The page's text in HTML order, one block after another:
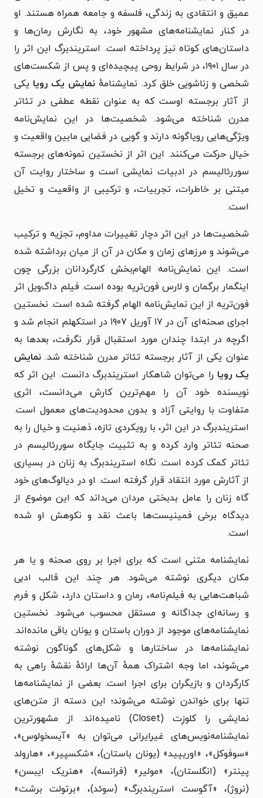
عمیق و انتقادی به زندگی، فلسفه و جامعه همراه هستند. او
در کنار نمایشنامه‌های مشهور خود، به نگارش رمان‌ها و
داستان‌های کوتاه نیز پرداخته است. استریندبرگ این اثر را
در سال ۱۹۰۱، در شرایط روحی پیچیده‌ای و پس از شکست‌های
شخصی و زناشویی خلق کرد. نمایشنامهٔ نمایش یک رویا یکی
از آثار برجسته اوست که به عنوان نقطه عطفی در تئاتر
مدرن شناخته می‌شود. شخصیت‌ها در این نمایش‌نامه
ویژگی‌هایی رویاگونه دارند و گویی در فضایی مابین واقعیت و
خیال حرکت می‌کنند. این اثر از نخستین نمونه‌های برجسته
سوررئالیسم در ادبیات نمایشی است و ساختار روایت آن
مبتنی بر خاطرات، تجربیات، و ترکیبی از واقعیت و تخیل
است.
شخصیت‌ها در این اثر دچار تغییرات مداوم، تجزیه و ترکیب
می‌شوند و مرزهای زمان و مکان در آن از میان برداشته شده
است. این نمایش‌نامه الهام‌بخش کارگردانان بزرگی چون
اینگمار برگمان و لارس فون‌تریه بوده است. فیلم داگ‌ویل اثر
فون‌تریه از این نمایش‌نامه الهام گرفته شده است. نخستین
اجرای صحنه‌ای آن در ۱۷ آوریل ۱۹۰۷ در استکهلم انجام شد و
اگرچه در ابتدا چندان مورد استقبال قرار نگرفت، بعدها به
عنوان یکی از آثار برجسته تئاتر مدرن شناخته شد. نمایش
یک رویا را می‌توان شاهکار استریندبرگ دانست. این اثر که
نویسنده خود آن را مهم‌ترین کارش می‌دانست، اثری
متفاوت با روایتی آزاد و بدون محدودیت‌های معمول است.
استریندبرگ در این اثر، با رویکردی تازه، ذهنیت و خیال را به
صحنه تئاتر وارد کرده و به تثبیت جایگاه سوررئالیسم در
تئاتر کمک کرده است. نگاه استریندبرگ به زنان در بسیاری
از آثارش مورد انتقاد قرار گرفته است. او در دیالوگ‌های خود
گاه زنان را عامل بدبختی مردان می‌داند که این موضوع از
دیدگاه برخی فمینیست‌ها باعث نقد و نکوهش او شده
است.
نمایشنامه متنی است که برای اجرا بر روی صحنه و یا هر
مکان دیگری نوشته می‌شود. هر چند این قالب ادبی
شباهت‌هایی به فیلم‌نامه، رمان و داستان دارد، شکل و فرم
و رسانه‌ای جداگانه و مستقل محسوب می‌شود. نخستین
نمایشنامه‌های موجود از دوران باستان و یونان باقی مانده‌اند.
نمایشنامه‌ها در ساختارها و شکل‌های گوناگون نوشته
می‌شوند، اما وجه اشتراک همهٔ آن‌ها ارائهٔ نقشهٔ راهی به
کارگردان و بازیگران برای اجرا است. بعضی از نمایشنامه‌ها
تنها برای خواندن نوشته می‌شوند؛ این دسته از متن‌های
نمایشی را کلوزِت (Closet) نامیده‌اند. از مشهورترین
نمایشنامه‌نویس‌های غیرایرانی می‌توان به «آیسخولوس»،
«سوفوکل»، «اوریپید» (یونان باستان)، «شکسپیر»، «هارولد
پینتر» (انگلستان)، «مولیر» (فرانسه)، «هنریک ایبسن»
(نروژ)، «آگوست استریندبرگ» (سوئد)، «برتولت برشت»